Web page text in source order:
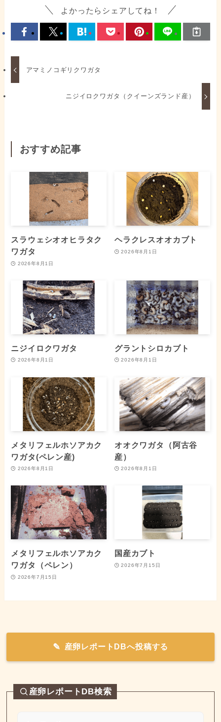
よかったらシェアしてね！
アマミノコギリクワガタ
ニジイロクワガタ（クイーンズランド産）
おすすめ記事
スラウェシオオヒラタク
ワガタ
2026年8月1日
ヘラクレスオオカブト
2026年8月1日
ニジイロクワガタ
2026年8月1日
グラントシロカブト
2026年8月1日
メタリフェルホソアカク
ワガタ(ペレン産)
2026年8月1日
オオクワガタ（阿古谷
産）
2026年8月1日
メタリフェルホソアカク
ワガタ（ペレン）
2026年7月15日
国産カブト
2026年7月15日
産卵レポートDBへ投稿する
産卵レポートDB検索